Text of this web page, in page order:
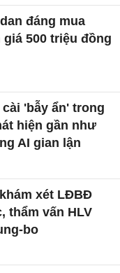
đáng mua
500 triệu đồng
'bẫy ẩn' trong
hiện gần như
AI gian lận
xét LĐBĐ
thẩm vấn HLV
bo